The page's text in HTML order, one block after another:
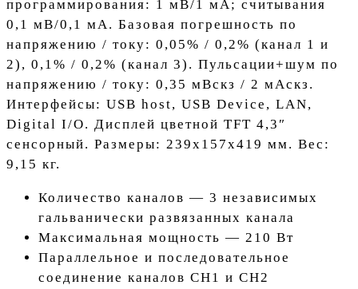
программирования: 1 мВ/1 мА; считывания
0,1 мВ/0,1 мА. Базовая погрешность по
напряжению / току: 0,05% / 0,2% (канал 1 и
2), 0,1% / 0,2% (канал 3). Пульсации+шум по
напряжению / току: 0,35 мВскз / 2 мАскз.
Интерфейсы: USB host, USB Device, LAN,
Digital I/O. Дисплей цветной TFT 4,3″
сенсорный. Размеры: 239х157х419 мм. Вес:
9,15 кг.
Количество каналов — 3 независимых
гальванически развязанных канала
Максимальная мощность — 210 Вт
Параллельное и последовательное
соединение каналов CH1 и CH2